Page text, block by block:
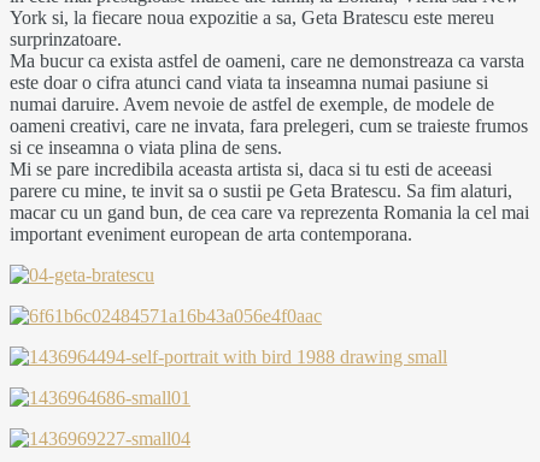
York si, la fiecare noua expozitie a sa, Geta Bratescu este mereu
surprinzatoare.
Ma bucur ca exista astfel de oameni, care ne demonstreaza ca varsta
este doar o cifra atunci cand viata ta inseamna numai pasiune si
numai daruire. Avem nevoie de astfel de exemple, de modele de
oameni creativi, care ne invata, fara prelegeri, cum se traieste frumos
si ce inseamna o viata plina de sens.
Mi se pare incredibila aceasta artista si, daca si tu esti de aceeasi
parere cu mine, te invit sa o sustii pe Geta Bratescu. Sa fim alaturi,
macar cu un gand bun, de cea care va reprezenta Romania la cel mai
important eveniment european de arta contemporana.